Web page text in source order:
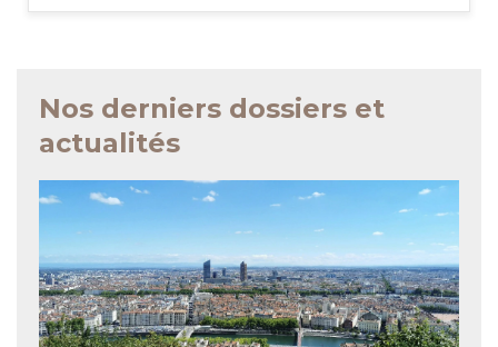
Nos derniers dossiers et
actualités